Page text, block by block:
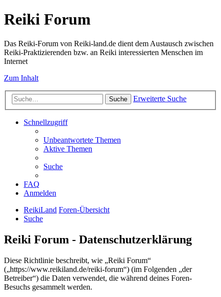
Reiki Forum
Das Reiki-Forum von Reiki-land.de dient dem Austausch zwischen
Reiki-Praktizierenden bzw. an Reiki interessierten Menschen im
Internet
Zum Inhalt
Suche Erweiterte Suche
Schnellzugriff
Unbeantwortete Themen
Aktive Themen
Suche
FAQ
Anmelden
ReikiLand Foren-Übersicht
Suche
Reiki Forum - Datenschutzerklärung
Diese Richtlinie beschreibt, wie „Reiki Forum“
(„https://www.reikiland.de/reiki-forum“) (im Folgenden „der
Betreiber“) die Daten verwendet, die während deines Foren-
Besuchs gesammelt werden.